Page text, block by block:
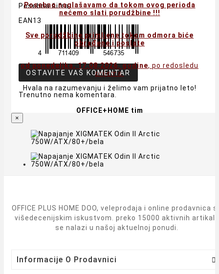
Posebna šifra
EAN13
OSTAVITE VAŠ KOMENTAR
Trenutno nema komentara.
×
OFFICE PLUS HOME DOO, veleprodaja i online prodavnica
višedecenijskim iskustvom. preko 15000 aktivnih artikala
se nalazi u našoj aktuelnoj ponudi.
Informacije O Prodavnici 
Posebno naglašavamo da tokom ovog perioda
nećemo slati porudžbine !!!
Sve porudžbine primljene tokom odmora biće
obrađene i poslate
od ponedeljka, 17.08.2026. godine, po redosledu
prijema.
Hvala na razumevanju i želimo vam prijatno leto!
OFFICE+HOME tim